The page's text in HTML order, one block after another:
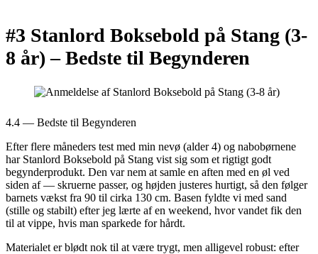
#3 Stanlord Boksebold på Stang (3-
8 år) –Bedste til Begynderen
4.4 — Bedste til Begynderen
Efter flere måneders test med min nevø (alder 4) og nabobørnene
har Stanlord Boksebold på Stang vist sig som et rigtigt godt
begynderprodukt. Den var nem at samle en aften med en øl ved
siden af — skruerne passer, og højden justeres hurtigt, så den følger
barnets vækst fra 90 til cirka 130 cm. Basen fyldte vi med sand
(stille og stabilt) efter jeg lærte af en weekend, hvor vandet fik den
til at vippe, hvis man sparkede for hårdt.
Materialet er blødt nok til at være trygt, men alligevel robust: efter